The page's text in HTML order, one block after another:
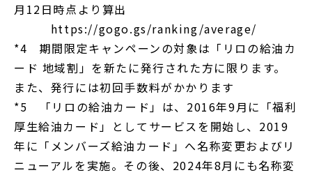
月12日時点より算出
https://gogo.gs/ranking/average/
*4 期間限定キャンペーンの対象は「リロの給油カ
ード 地域割」を新たに発行された方に限ります。
また、発行には初回手数料がかかります
*5 「リロの給油カード」は、2016年9月に「福利
厚生給油カード」としてサービスを開始し、2019
年に「メンバーズ給油カード」へ名称変更およびリ
ニューアルを実施。その後、2024年8月にも名称変